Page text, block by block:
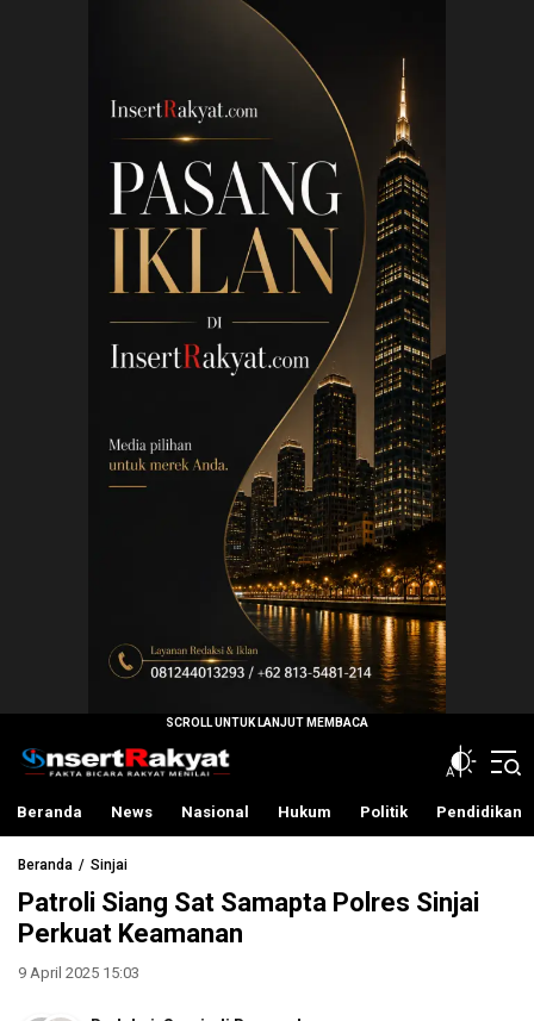
InsertRakyat.com
Fakta Bicara Rakyat Menilai
Beranda News Nasional Hukum Politik Pendidikan
Beranda Sinjai
Patroli Siang Sat Samapta Polres Sinjai
Perkuat Keamanan
9 April 2025 15:03